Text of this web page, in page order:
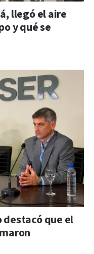
llegó el aire
y qué se
destacó que el